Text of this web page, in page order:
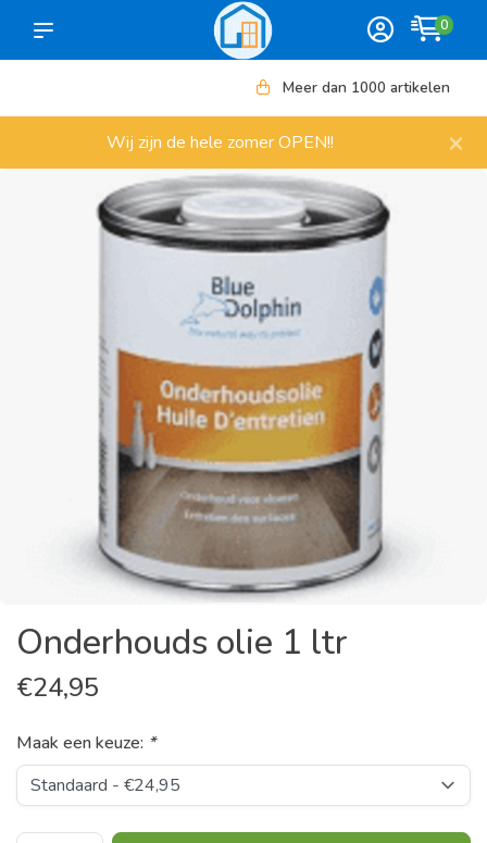
0
Meer dan 1000 artikelen
Wij zijn de hele zomer OPEN!! ×
Onderhouds olie 1 ltr
€24,95
Maak een keuze: *